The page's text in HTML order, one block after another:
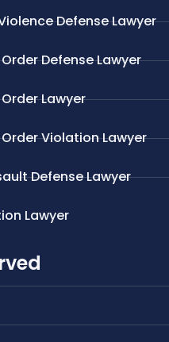
Defense Lawyer
Defense Lawyer
Lawyer
Violation Lawyer
Defense Lawyer
Lawyer